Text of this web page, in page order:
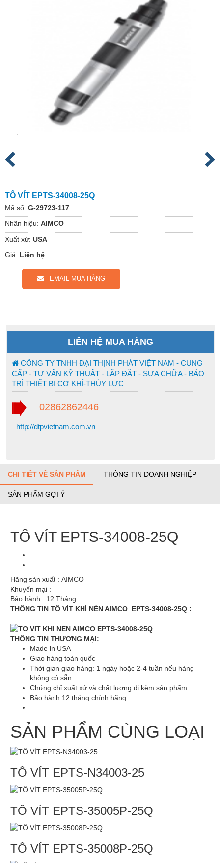
TÔ VÍT EPTS-34008-25Q
Mã số: G-29723-117
Nhãn hiệu: AIMCO
Xuất xứ: USA
Giá: Liên hệ
EMAIL MUA HÀNG
LIÊN HỆ MUA HÀNG
CÔNG TY TNHH ĐẠI THỊNH PHÁT VIỆT NAM - CUNG
CẤP - TƯ VẤN KỸ THUẬT - LẮP ĐẶT - SƯA CHỮA - BẢO
TRÌ THIẾT BỊ CƠ KHÍ-THỦY LỰC
02862862446
http://dtpvietnam.com.vn
CHI TIẾT VỀ SẢN PHẨM THÔNG TIN DOANH NGHIỆP
SẢN PHẨM GỢI Ý
TÔ VÍT EPTS-34008-25Q
Hãng sản xuất : AIMCO
Khuyến mại :
Bảo hành : 12 Tháng
THÔNG TIN TÔ VÍT KHÍ NÉN AIMCO EPTS-34008-25Q :
THÔNG TIN THƯƠNG MẠI:
Made in USA
Giao hàng toàn quốc
Thời gian giao hàng: 1 ngày hoặc 2-4 tuần nếu hàng
không có sẵn.
Chứng chỉ xuất xứ và chất lượng đi kèm sản phẩm.
Bảo hành 12 tháng chính hãng
SẢN PHẨM CÙNG LOẠI
TÔ VÍT EPTS-N34003-25
TÔ VÍT EPTS-35005P-25Q
TÔ VÍT EPTS-35008P-25Q